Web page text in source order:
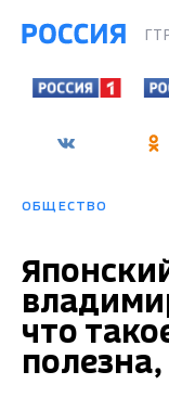
ОБЩЕСТВО
что
полезна,